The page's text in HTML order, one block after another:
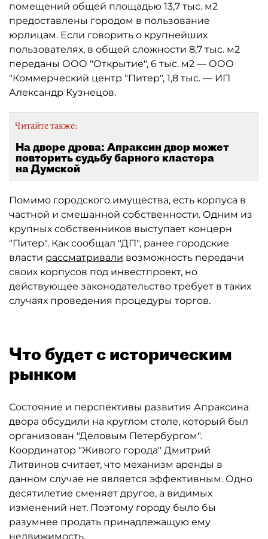
помещений общей площадью 13,7 тыс. м2
предоставлены городом в пользование
юрлицам. Если говорить о крупнейших
пользователях, в общей сложности 8,7 тыс. м2
переданы ООО "Открытие", 6 тыс. м2 — ООО
"Коммерческий центр "Питер", 1,8 тыс. — ИП
Александр Кузнецов.
Читайте также:
На дворе дрова: Апраксин двор может
повторить судьбу барного кластера
на Думской
Помимо городского имущества, есть корпуса в
частной и смешанной собственности. Одним из
крупных собственников выступает концерн
"Питер". Как сообщал "ДП", ранее городские
власти рассматривали возможность передачи
своих корпусов под инвестпроект, но
действующее законодательство требует в таких
случаях проведения процедуры торгов.
Что будет с историческим
рынком
Состояние и перспективы развития Апраксина
двора обсудили на круглом столе, который был
организован "Деловым Петербургом".
Координатор "Живого города" Дмитрий
Литвинов считает, что механизм аренды в
данном случае не является эффективным. Одно
десятилетие сменяет другое, а видимых
изменений нет. Поэтому городу было бы
разумнее продать принадлежащую ему
недвижимость.